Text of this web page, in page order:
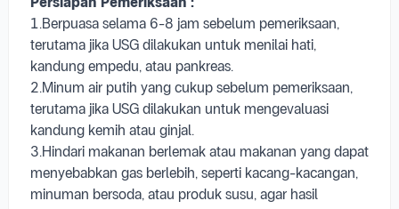
1.Berpuasa selama 6-8 jam sebelum pemeriksaan,
terutama jika USG dilakukan untuk menilai hati,
kandung empedu, atau pankreas.
2.Minum air putih yang cukup sebelum pemeriksaan,
terutama jika USG dilakukan untuk mengevaluasi
kandung kemih atau ginjal.
3.Hindari makanan berlemak atau makanan yang dapat
menyebabkan gas berlebih, seperti kacang-kacangan,
minuman bersoda, atau produk susu, agar hasil